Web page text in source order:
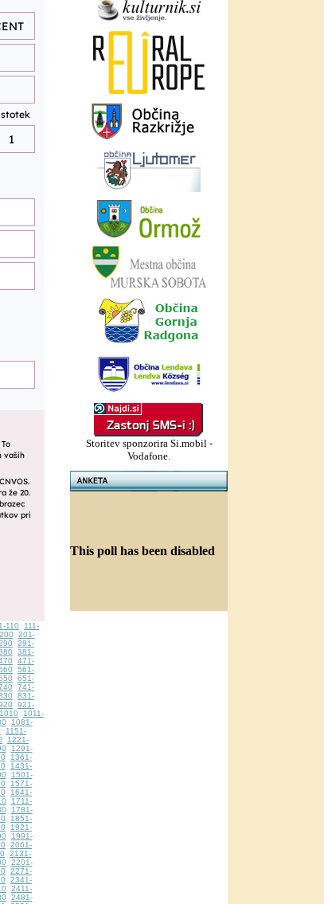
110
111-
201-
291-
381-
471-
561-
651-
741-
831-
921-
1011-
1081-
1151-
1221-
1291-
1361-
1431-
1501-
1571-
1641-
1711-
1781-
1851-
1921-
1991-
2061-
2131-
2201-
2271-
2341-
2411-
2481-
Storitev sponzorira Si.mobil -
Vodafone.
This poll has been disabled